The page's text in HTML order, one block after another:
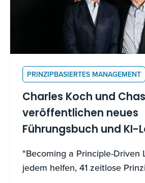
PRINZIPBASIERTES MANAGEMENT
Charles Koch und
veröffentlichen neues
Führungsbuch und KI-
"Becoming a Principle-Driven
jedem helfen, 41 zeitlose